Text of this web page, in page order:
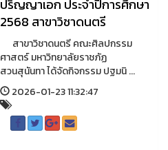
ปริญญาเอก ประจำปีการศึกษา
2568 สาขาวิชาดนตรี
สาขาวิชาดนตรี คณะศิลปกรรม
ศาสตร์ มหาวิทยาลัยราชภัฏ
สวนสุนันทา ได้จัดกิจกรรม ปฐมนิ ...
2026-01-23 11:32:47